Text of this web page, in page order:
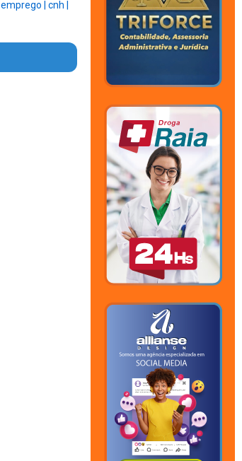
emprego | cnh |